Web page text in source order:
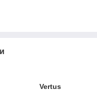
Vertus